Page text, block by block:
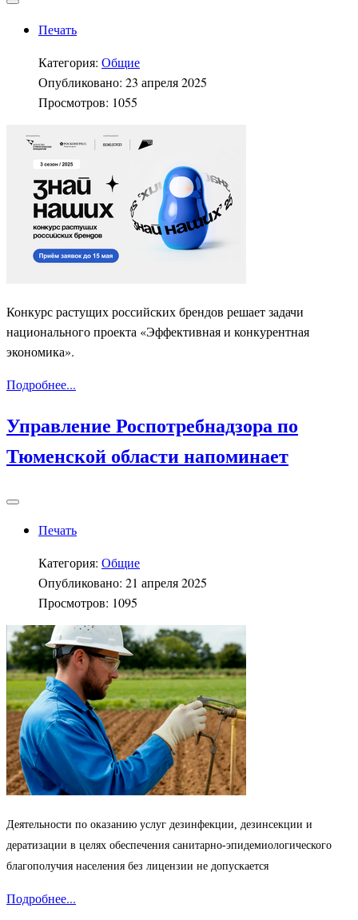
Печать
Категория: Общие
Опубликовано: 23 апреля 2025
Просмотров: 1055
Конкурс растущих российских брендов решает задачи
национального проекта «Эффективная и конкурентная
экономика».
Подробнее...
Управление Роспотребнадзора по
Тюменской области напоминает
Печать
Категория: Общие
Опубликовано: 21 апреля 2025
Просмотров: 1095
Деятельности по оказанию услуг дезинфекции, дезинсекции и
дератизации в целях обеспечения санитарно-эпидемиологического
благополучия населения без лицензии не допускается
Подробнее...